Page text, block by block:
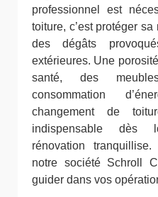
professionnel est
toiture, c’est protéger
des dégâts
extérieures. Une
santé, des
consommation
changement de
indispensable dès
rénovation
notre société Schroll
guider dans vos